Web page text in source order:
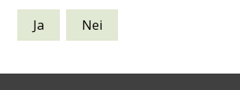
Ja Nei